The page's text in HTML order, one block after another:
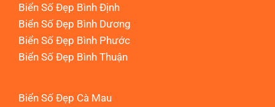
Biển Số Đẹp Bình Định
Biển Số Đẹp Bình Dương
Biển Số Đẹp Bình Phước
Biển Số Đẹp Bình Thuận
Biển Số Đẹp Cà Mau